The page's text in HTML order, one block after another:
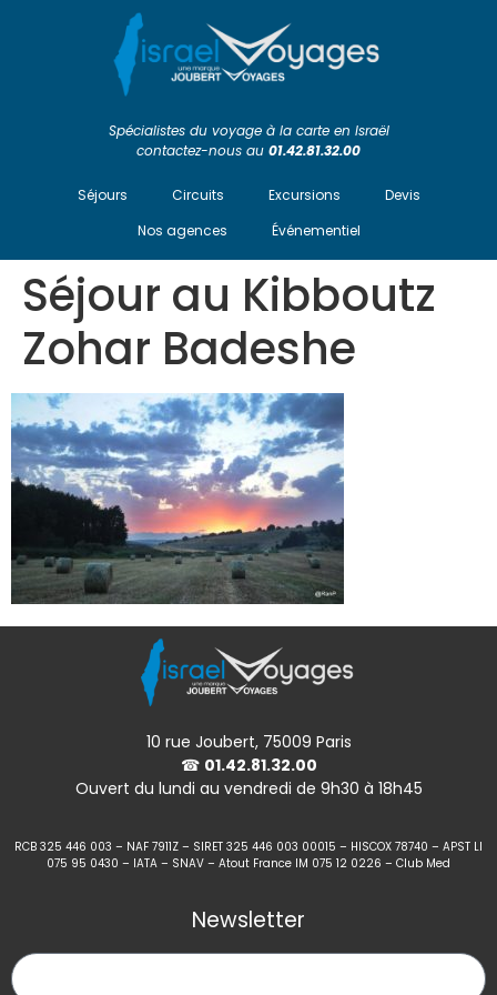
Spécialistes du voyage à la carte en Israël
contactez-nous au 01.42.81.32.00
Séjours Circuits Excursions
Devis
Nos agences
Événementiel
Séjour au Kibboutz
Zohar Badeshe
10 rue Joubert, 75009 Paris
☎ 01.42.81.32.00
Ouvert du lundi au vendredi de 9h30 à 18h45
RCB 325 446 003 – NAF 7911Z – SIRET 325 446 003 00015 – HISCOX 78740 – APST LI
075 95 0430 – IATA – SNAV – Atout France IM 075 12 0226 – Club Med
Newsletter